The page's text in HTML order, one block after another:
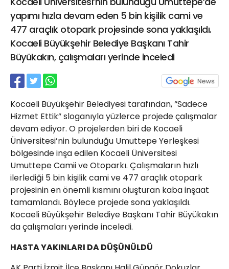
yapımı hızla devam eden 5 bin kişilik cami ve
477 araçlık otopark projesinde sona yaklaşıldı.
Kocaeli Büyükşehir Belediye Başkanı Tahir
Büyükakın, çalışmaları yerinde inceledi
Kocaeli Büyükşehir Belediyesi tarafından, “Sadece
Hizmet Ettik” sloganıyla yüzlerce projede çalışmalar
devam ediyor. O projelerden biri de Kocaeli
Üniversitesi’nin bulunduğu Umuttepe Yerleşkesi
bölgesinde inşa edilen Kocaeli Üniversitesi
Umuttepe Camii ve Otoparkı. Çalışmaların hızlı
ilerlediği 5 bin kişilik cami ve 477 araçlık otopark
projesinin en önemli kısmını oluşturan kaba inşaat
tamamlandı. Böylece projede sona yaklaşıldı.
Kocaeli Büyükşehir Belediye Başkanı Tahir Büyükakın
da çalışmaları yerinde inceledi.
HASTA YAKINLARI DA DÜŞÜNÜLDÜ
21 Gölcük
02624132333
haber@golcukpostasi.com